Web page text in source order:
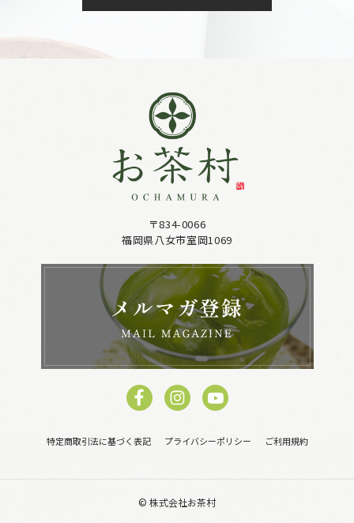
〒834-0066
福岡県八女市室岡1069
特定商取引法に基づく表記 プライバシーポリシー ご利用規約
© 株式会社お茶村